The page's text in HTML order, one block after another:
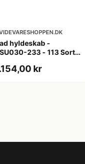
hyldeskab -
233 - 113 Sort
kr